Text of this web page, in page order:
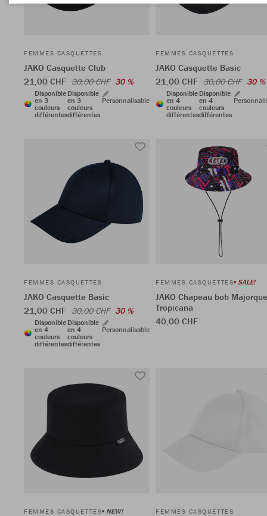
FEMMES CASQUETTES
JAKO Casquette Club
21,00 CHF 30,00 CHF 30 %
Disponible
en 3
couleurs
différentes
Disponible
en 3
couleurs
différentes
Personnalisable
FEMMES CASQUETTES
JAKO Casquette Basic
21,00 CHF 30,00 CHF 30 %
Disponible
en 4
couleurs
différentes
Disponible
en 4
couleurs
différentes
FEMMES CASQUETTES
JAKO Casquette Basic
21,00 CHF 30,00 CHF 30 %
Disponible
en 4
couleurs
différentes
Disponible
en 4
couleurs
différentes
Personnalisable
FEMMES CASQUETTES SALE!
JAKO Chapeau bob Majorque
Tropicana
40,00 CHF
FEMMES CASQUETTES NEW! FEMMES CASQUETTES